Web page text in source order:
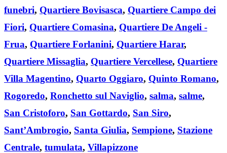
funebri, Quartiere Bovisasca, Quartiere Campo dei
Fiori, Quartiere Comasina, Quartiere De Angeli -
Frua, Quartiere Forlanini, Quartiere Harar,
Quartiere Missaglia, Quartiere Vercellese, Quartiere
Villa Magentino, Quarto Oggiaro, Quinto Romano,
Rogoredo, Ronchetto sul Naviglio, salma, salme,
San Cristoforo, San Gottardo, San Siro,
Sant’Ambrogio, Santa Giulia, Sempione, Stazione
Centrale, tumulata, Villapizzone